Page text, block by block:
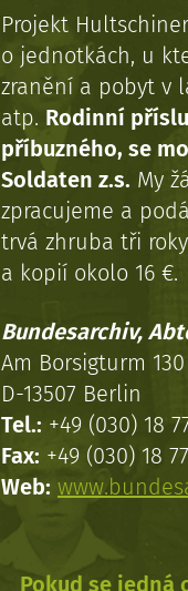
Projekt
o jednotkách, u
zranění a pobyt v
atp. Rodinní
příbuzného, se
Soldaten z.s. My
zpracujeme a
trvá zhruba tři
a kopií okolo 16 €.
Bundesarchiv,
Am Borsigturm 130
D-13507 Berlin
Tel.: +49 (030) 18
Fax: +49 (030) 18
Web:
Pokud se jedná